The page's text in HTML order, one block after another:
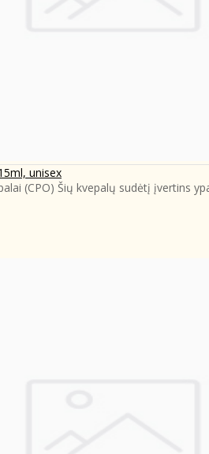
unisex
(CPO) Šių kvepalų sudėtį įvertins